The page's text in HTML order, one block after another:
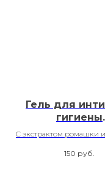
Гель для
гигиены
C экстрактом ромашки
150 руб.